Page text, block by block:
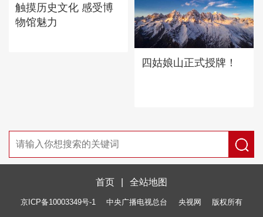
触摸历史文化 感受博
物馆魅力
四姑娘山正式授牌！
首页 全站地图
京ICP备10003349号-1 中央广播电视总台 央视网 版权所有